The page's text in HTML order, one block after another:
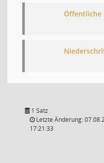
Öffentliche
1 Satz
Letzte Änderung:
17:21:33